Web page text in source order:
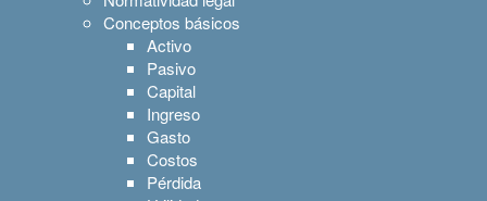
Conceptos básicos
Activo
Pasivo
Capital
Ingreso
Gasto
Costos
Pérdida